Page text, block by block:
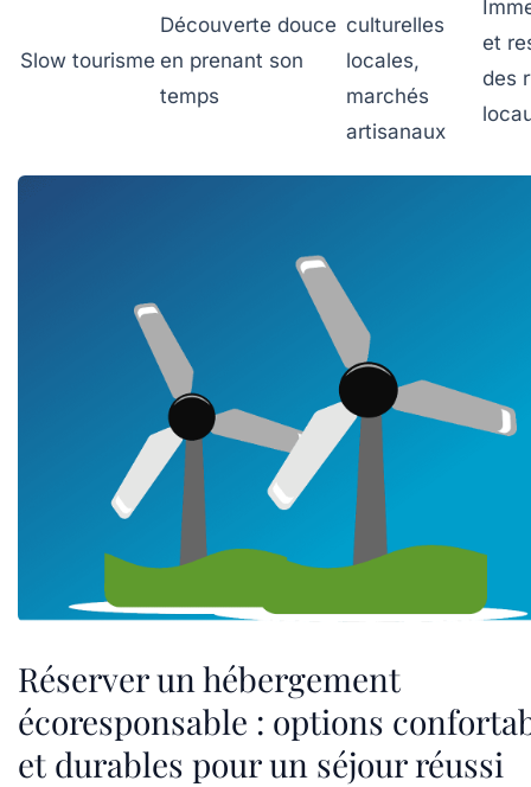
Slow tourisme
Découverte douce
en prenant son
temps
culturelles
locales,
marchés
artisanaux
et
des
Réserver un hébergement
écoresponsable : options
et durables pour un séjour réussi